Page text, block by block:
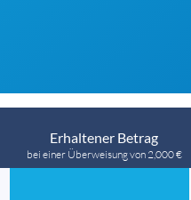
Erhaltener Betrag
bei einer Überweisung von 2,000 €